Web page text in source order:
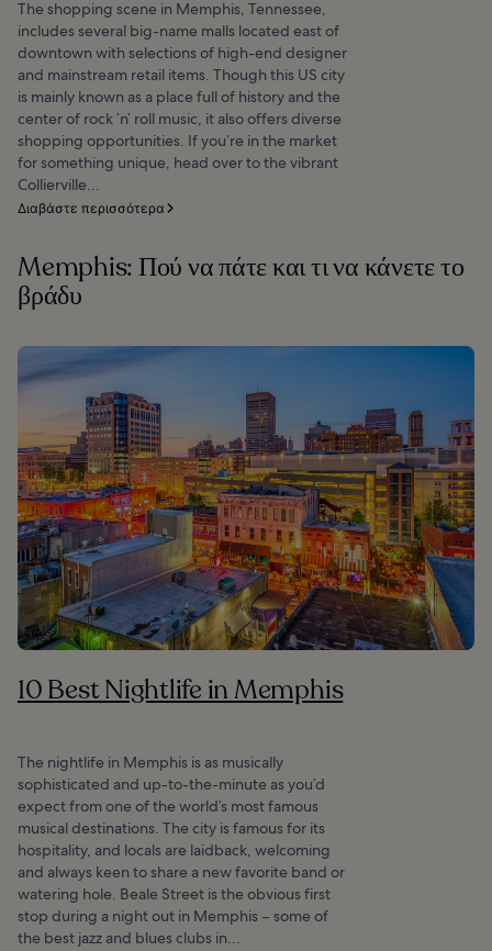
The shopping scene in Memphis, Tennessee,
includes several big-name malls located east of
downtown with selections of high-end designer
and mainstream retail items. Though this US city
is mainly known as a place full of history and the
center of rock ’n’ roll music, it also offers diverse
shopping opportunities. If you’re in the market
for something unique, head over to the vibrant
Collierville...
Διαβάστε περισσότερα
Memphis: Πού να πάτε και τι να κάνετε το
βράδυ
10 Best Nightlife in Memphis
The nightlife in Memphis is as musically
sophisticated and up-to-the-minute as you’d
expect from one of the world’s most famous
musical destinations. The city is famous for its
hospitality, and locals are laidback, welcoming
and always keen to share a new favorite band or
watering hole. Beale Street is the obvious first
stop during a night out in Memphis – some of
the best jazz and blues clubs in...